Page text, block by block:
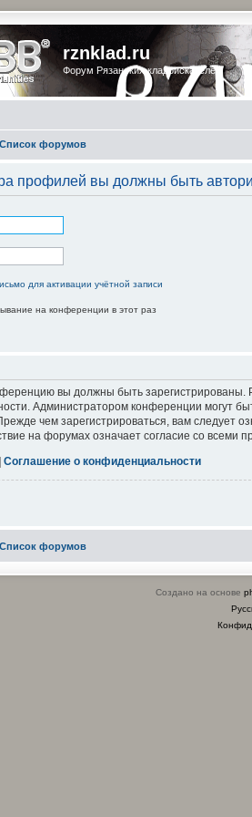
rznklad.ru
Форум Рязанских кладоискателей
Список форумов
профилей вы должны быть
для активации учётной записи
на конференции в этот раз
вы должны быть зарегистрированы.
Администратором конференции могут
чем зарегистрироваться, вам следует
на форумах означает согласие со всеми
Соглашение о конфиденциальности
Список форумов
Создано на основе